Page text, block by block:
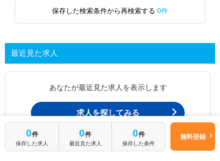
保存した検索条件から再検索する 0件
最近見た求人
あなたが最近見た求人を表示します
求人を探してみる
最近見た求人一覧ページから、
0件
保存した求人
0件
最近見た求人
0件
保存した条件
無料登録